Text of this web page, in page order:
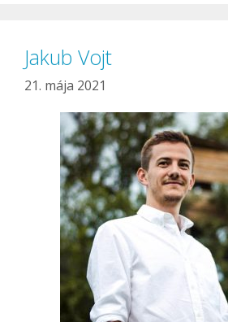
Jakub Vojt
21. mája 2021